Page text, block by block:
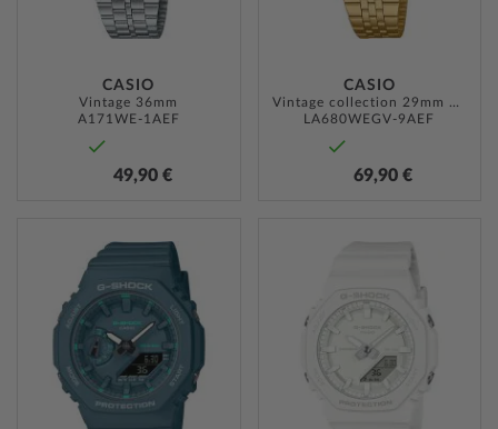
CASIO
Vintage 36mm
A171WE-1AEF
49,90 €
CASIO
Vintage collection 29mm 1ATM
LA680WEGV-9AEF
69,90 €
HINZUFÜGEN